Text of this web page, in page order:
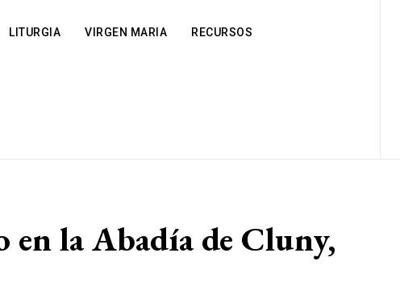
LITURGIA VIRGEN MARIA RECURSOS
la Abadía de Cluny,